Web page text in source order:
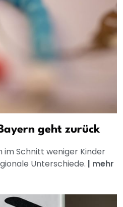
geht zurück
im Schnitt weniger Kinder
Unterschiede. | mehr